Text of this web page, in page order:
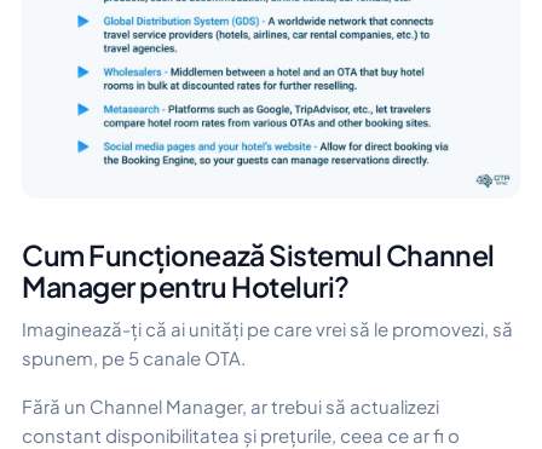
Cum Funcționează Sistemul Channel
Manager pentru Hoteluri?
Imaginează-ți că ai unități pe care vrei să le promovezi, să
spunem, pe 5 canale OTA.
Fără un Channel Manager, ar trebui să actualizezi
constant disponibilitatea și prețurile, ceea ce ar fi o